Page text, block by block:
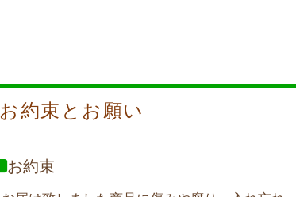
お約束とお願い
お約束